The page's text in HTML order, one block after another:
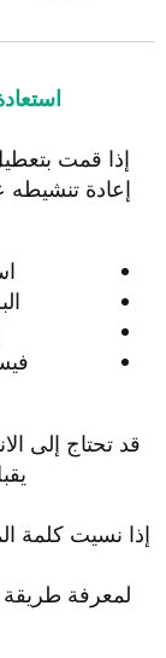
إذا قمت
إعادة
قد تحتاج إلى
إذا نسيت كلمة
لمعرفة